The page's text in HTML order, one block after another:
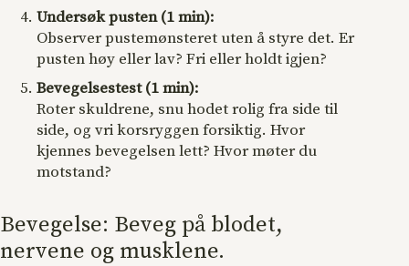
Undersøk pusten (1 min):
Observer pustemønsteret uten å styre det. Er
pusten høy eller lav? Fri eller holdt igjen?
Bevegelsestest (1 min):
Roter skuldrene, snu hodet rolig fra side til
side, og vri korsryggen forsiktig. Hvor
kjennes bevegelsen lett? Hvor møter du
motstand?
Bevegelse: Beveg på blodet,
nervene og musklene.